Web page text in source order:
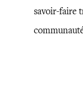
savoir-faire